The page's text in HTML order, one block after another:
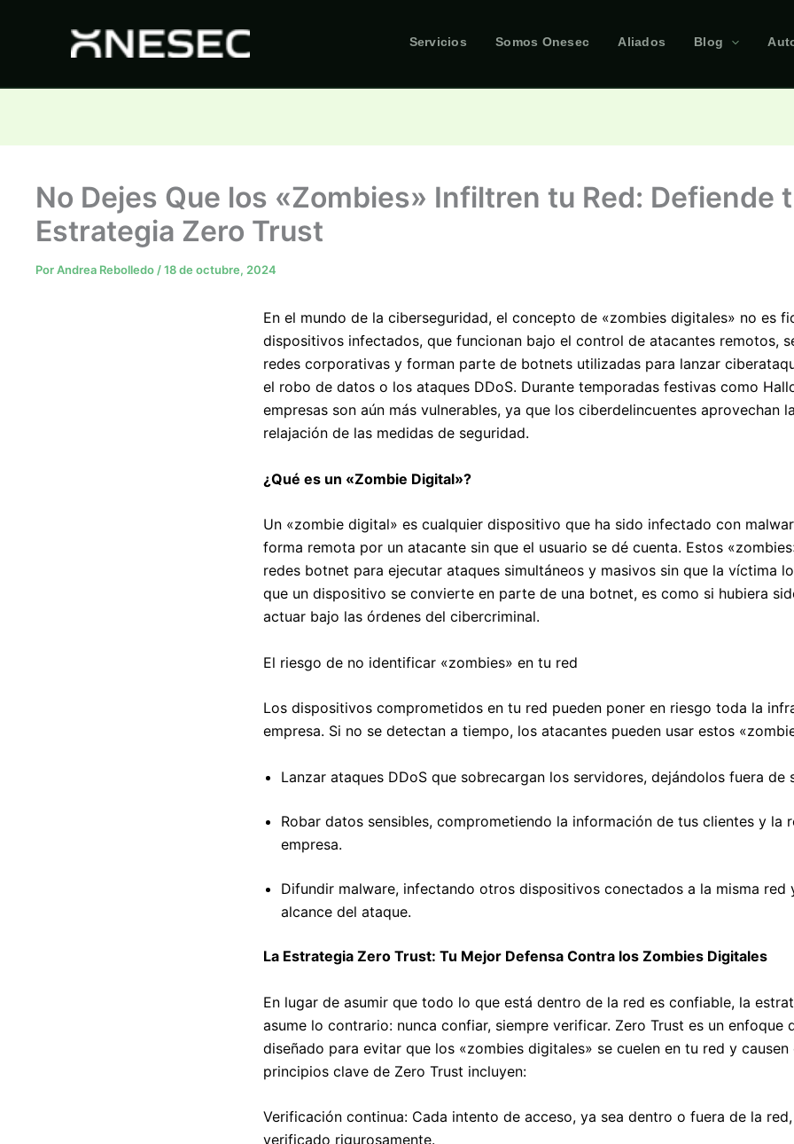
Servicios Somos Onesec Aliados Blog
No Dejes Que los «Zombies» Infiltren tu Red: Defiende
Estrategia Zero Trust
PorAndrea Rebolledo /18 de octubre, 2024
En el mundo de la ciberseguridad, el concepto de «zombies digitales» no es
dispositivos infectados, que funcionan bajo el control de atacantes remotos,
redes corporativas y forman parte de botnets utilizadas para lanzar
el robo de datos o los ataques DDoS. Durante temporadas festivas como
empresas son aún más vulnerables, ya que los ciberdelincuentes aprovechan
relajación de las medidas de seguridad.
¿Qué es un «Zombie Digital»?
Un «zombie digital» es cualquier dispositivo que ha sido infectado con
forma remota por un atacante sin que el usuario se dé cuenta. Estos
redes botnet para ejecutar ataques simultáneos y masivos sin que la víctima
que un dispositivo se convierte en parte de una botnet, es como si hubiera
actuar bajo las órdenes del cibercriminal.
El riesgo de no identificar «zombies» en tu red
Los dispositivos comprometidos en tu red pueden poner en riesgo toda la
empresa. Si no se detectan a tiempo, los atacantes pueden usar estos
Lanzar ataques DDoS que sobrecargan los servidores, dejándolos fuera de
Robar datos sensibles, comprometiendo la información de tus clientes y la
empresa.
Difundir malware, infectando otros dispositivos conectados a la misma red
alcance del ataque.
La Estrategia Zero Trust: Tu Mejor Defensa Contra los Zombies Digitales
En lugar de asumir que todo lo que está dentro de la red es confiable, la
asume lo contrario: nunca confiar, siempre verificar. Zero Trust es un enfoque
diseñado para evitar que los «zombies digitales» se cuelen en tu red y causen
principios clave de Zero Trust incluyen:
Verificación continua: Cada intento de acceso, ya sea dentro o fuera de la
verificado rigurosamente.